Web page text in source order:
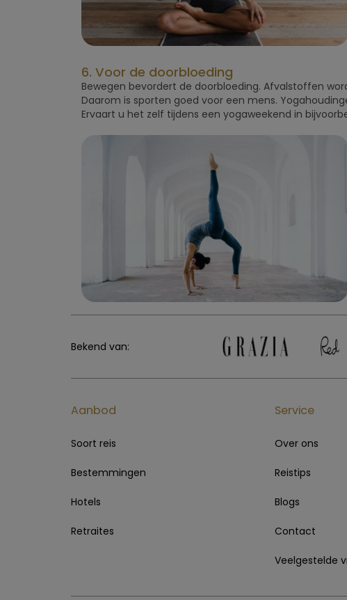
6. Voor de doorbloeding
Bewegen bevordert de doorbloeding. Afvalstoffen
Daarom is sporten goed voor een mens.
Ervaart u het zelf tijdens een yogaweekend in
Bekend van:
Aanbod
Soort reis
Bestemmingen
Hotels
Retraites
Service
Over ons
Reistips
Blogs
Contact
Veelgestelde